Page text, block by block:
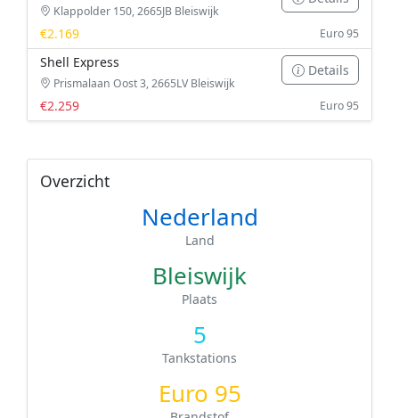
Klappolder 150, 2665JB Bleiswijk
€2.169 Euro 95
Shell Express
Prismalaan Oost 3, 2665LV Bleiswijk
Details
€2.259 Euro 95
Overzicht
Nederland
Land
Bleiswijk
Plaats
5
Tankstations
Euro 95